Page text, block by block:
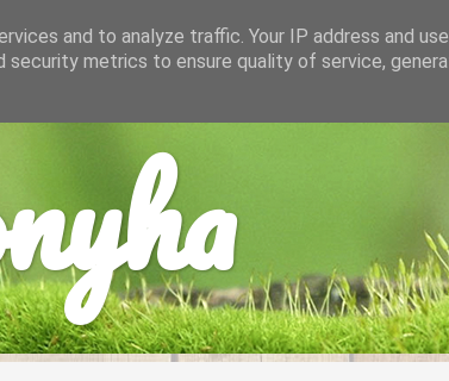
and to analyze traffic. Your IP address and
security metrics to ensure quality of service,